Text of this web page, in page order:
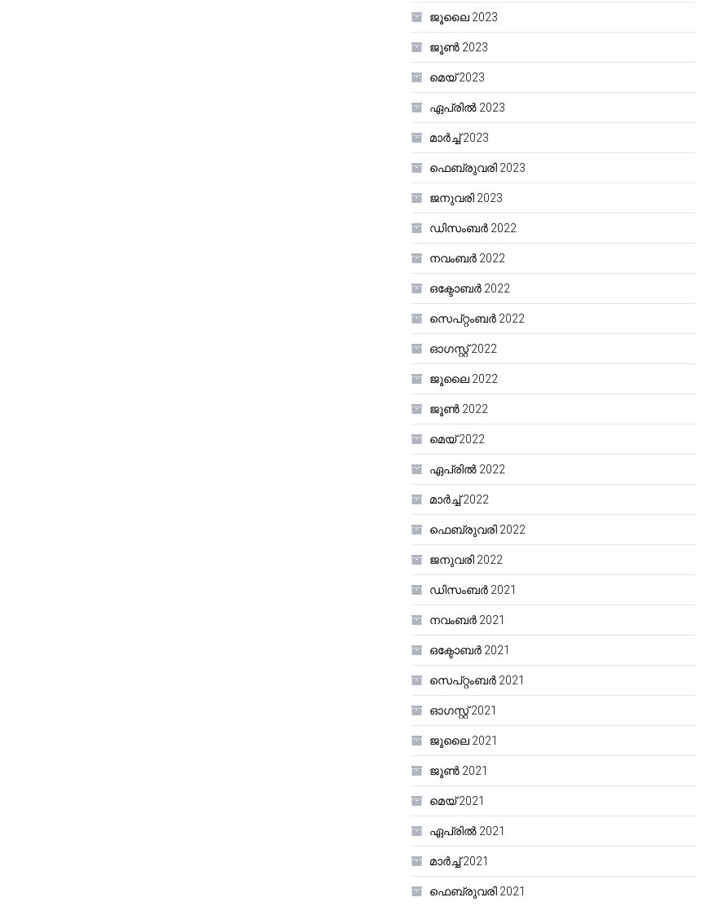
ജൂലൈ 2023
ജൂൺ 2023
മെയ്‌ 2023
ഏപ്രിൽ 2023
മാർച്ച്‌ 2023
ഫെബ്രുവരി 2023
ജനുവരി 2023
ഡിസംബർ 2022
നവംബർ 2022
ഒക്ടോബർ 2022
സെപ്റ്റംബർ 2022
ഓഗസ്റ്റ്‌ 2022
ജൂലൈ 2022
ജൂൺ 2022
മെയ്‌ 2022
ഏപ്രിൽ 2022
മാർച്ച്‌ 2022
ഫെബ്രുവരി 2022
ജനുവരി 2022
ഡിസംബർ 2021
നവംബർ 2021
ഒക്ടോബർ 2021
സെപ്റ്റംബർ 2021
ഓഗസ്റ്റ്‌ 2021
ജൂലൈ 2021
ജൂൺ 2021
മെയ്‌ 2021
ഏപ്രിൽ 2021
മാർച്ച്‌ 2021
ഫെബ്രുവരി 2021